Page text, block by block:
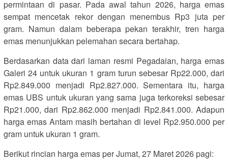
permintaan di pasar. Pada awal tahun 2026, harga emas
sempat mencetak rekor dengan menembus Rp3 juta per
gram. Namun dalam beberapa pekan terakhir, tren harga
emas menunjukkan pelemahan secara bertahap.
Berdasarkan data dari laman resmi Pegadaian, harga emas
Galeri 24 untuk ukuran 1 gram turun sebesar Rp22.000, dari
Rp2.849.000 menjadi Rp2.827.000. Sementara itu, harga
emas UBS untuk ukuran yang sama juga terkoreksi sebesar
Rp21.000, dari Rp2.862.000 menjadi Rp2.841.000. Adapun
harga emas Antam masih bertahan di level Rp2.950.000 per
gram untuk ukuran 1 gram.
Berikut rincian harga emas per Jumat, 27 Maret 2026 pagi: